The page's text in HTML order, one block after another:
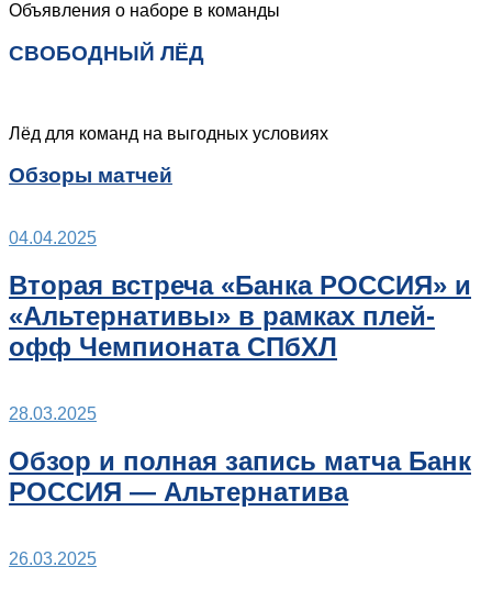
Объявления о наборе в команды
СВОБОДНЫЙ ЛЁД
Лёд для команд на выгодных условиях
Обзоры матчей
04.04.2025
Вторая встреча «Банка РОССИЯ» и
«Альтернативы» в рамках плей-
офф Чемпионата СПбХЛ
28.03.2025
Обзор и полная запись матча Банк
РОССИЯ — Альтернатива
26.03.2025